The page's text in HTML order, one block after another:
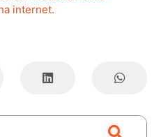
internet.